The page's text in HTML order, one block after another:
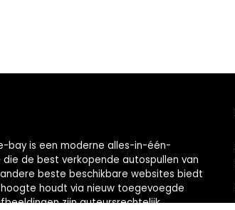
bay is een moderne alles-in-één-
die de best verkopende autospullen van
beste beschikbare websites biedt
houdt via nieuw toegevoegde
zijn auteursrechtelijk